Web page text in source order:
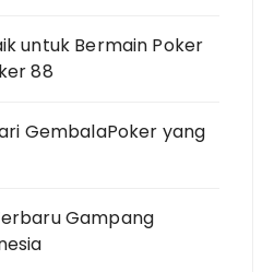
untuk Bermain Poker
88
GembalaPoker yang
Gampang